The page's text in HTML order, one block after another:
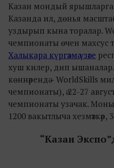
Казан мондый ярышларга
Казанда ил, дөнья
уздырып кына торалар.
чемпионаты өчен махсус
Халыкара күргәзмә үзәге
хуш килер, дип ышаналар.
көннәрендә – WorldSkills
чемпионаты), ә 22-27
чемпионаты узачак.
1200 вакытлыча хезмәткәр,
“Казан